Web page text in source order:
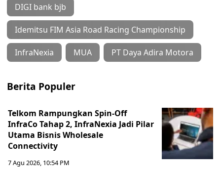
DIGI bank bjb
Idemitsu FIM Asia Road Racing Championship
InfraNexia MUA PT Daya Adira Motora
Berita Populer
Telkom Rampungkan Spin-Off
InfraCo Tahap 2, InfraNexia Jadi Pilar
Utama Bisnis Wholesale
Connectivity
7 Agu 2026, 10:54 PM